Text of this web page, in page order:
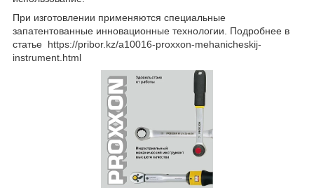
При изготовлении применяются специальные
запатентованные инновационные технологии. Подробнее в
статье https://pribor.kz/a10016-proxxon-mehanicheskij-
instrument.html